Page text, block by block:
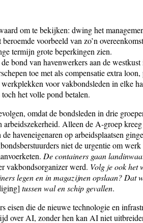
om te bekijken: dwing het
voorbeeld van zo’n
termijn grote beperkingen zien.
bond van havenwerkers aan de
toe met als compensatie extra loon,
voor vakbondsleden in elke
het volle pond betalen.
omdat de bondsleden in drie
Alleen de A-groep kreeg
haveneigenaren op arbeidsplaatsen
niet de urgentie om werk
De containers gaan
vakbondsorganizer werd. Volg je ook het
legen en in magazijnen opslaan? Dat
tussen wal en schip gevallen.
eisen die de nieuwe technologie en
over AI, zonder hen kan AI niet